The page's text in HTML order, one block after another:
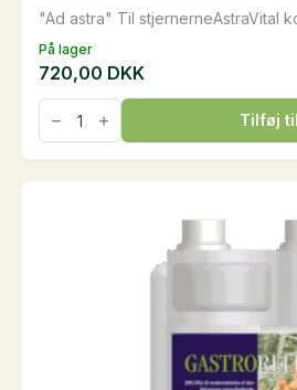
På lager
"Ad astra" Til stjernerneAstraVital
720,00 DKK
AstraVital
LIQUID,
1
liter
Tilføj